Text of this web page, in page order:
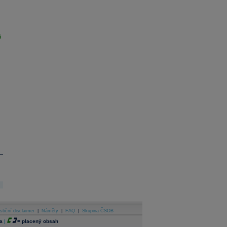
disclaimer Náměty FAQ Skupina ČSOB
| = placený obsah